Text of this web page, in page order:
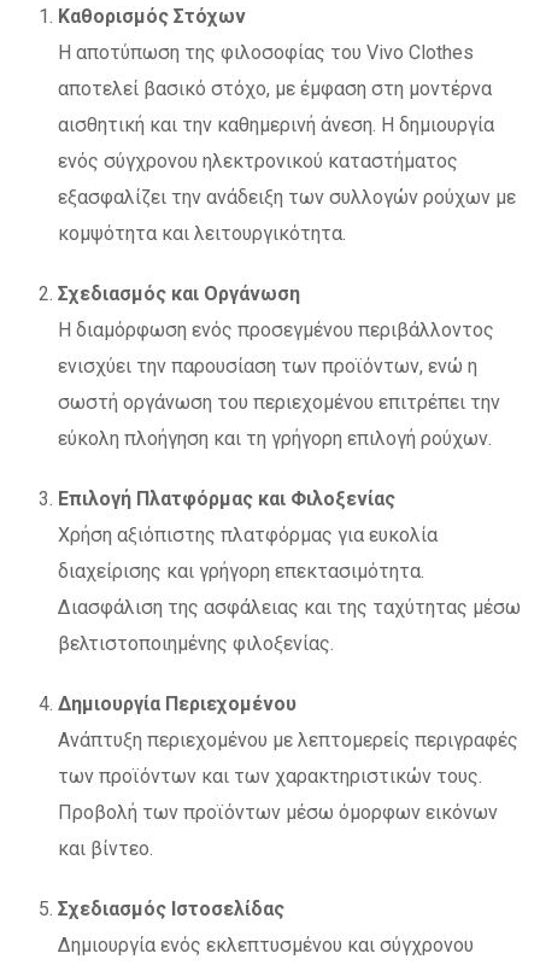
Καθορισμός Στόχων
Η αποτύπωση της φιλοσοφίας του Vivo Clothes
αποτελεί βασικό στόχο, με έμφαση στη μοντέρνα
αισθητική και την καθημερινή άνεση. Η δημιουργία
ενός σύγχρονου ηλεκτρονικού καταστήματος
εξασφαλίζει την ανάδειξη των συλλογών ρούχων με
κομψότητα και λειτουργικότητα.
Σχεδιασμός και Οργάνωση
Η διαμόρφωση ενός προσεγμένου περιβάλλοντος
ενισχύει την παρουσίαση των προϊόντων, ενώ η
σωστή οργάνωση του περιεχομένου επιτρέπει την
εύκολη πλοήγηση και τη γρήγορη επιλογή ρούχων.
Επιλογή Πλατφόρμας και Φιλοξενίας
Χρήση αξιόπιστης πλατφόρμας για ευκολία
διαχείρισης και γρήγορη επεκτασιμότητα.
Διασφάλιση της ασφάλειας και της ταχύτητας μέσω
βελτιστοποιημένης φιλοξενίας.
Δημιουργία Περιεχομένου
Ανάπτυξη περιεχομένου με λεπτομερείς περιγραφές
των προϊόντων και των χαρακτηριστικών τους.
Προβολή των προϊόντων μέσω όμορφων εικόνων
και βίντεο.
Σχεδιασμός Ιστοσελίδας
Δημιουργία ενός εκλεπτυσμένου και σύγχρονου